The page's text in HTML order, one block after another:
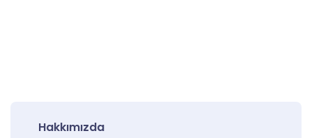
Hakkımızda